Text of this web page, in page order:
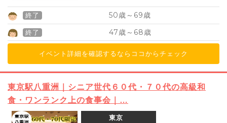
終了 50歳～ 69歳
終了 47歳～ 68歳
イベント詳細を確認するならココからチェック
東京駅八重洲｜シニア世代６０代・７０代の高級和
食・ワンランク上の食事会｜…
東京